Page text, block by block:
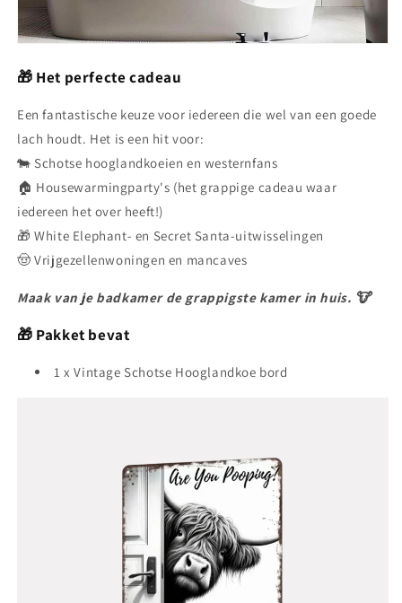
🎁 Het perfecte cadeau
Een fantastische keuze voor iedereen die wel van een goede
lach houdt. Het is een hit voor:
🐄 Schotse hooglandkoeien en westernfans
🏠 Housewarmingparty's (het grappige cadeau waar
iedereen het over heeft!)
🎁 White Elephant- en Secret Santa-uitwisselingen
🤠 Vrijgezellenwoningen en mancaves
Maak van je badkamer de grappigste kamer in huis. 🐮
🎁 Pakket bevat
1 x Vintage Schotse Hooglandkoe bord